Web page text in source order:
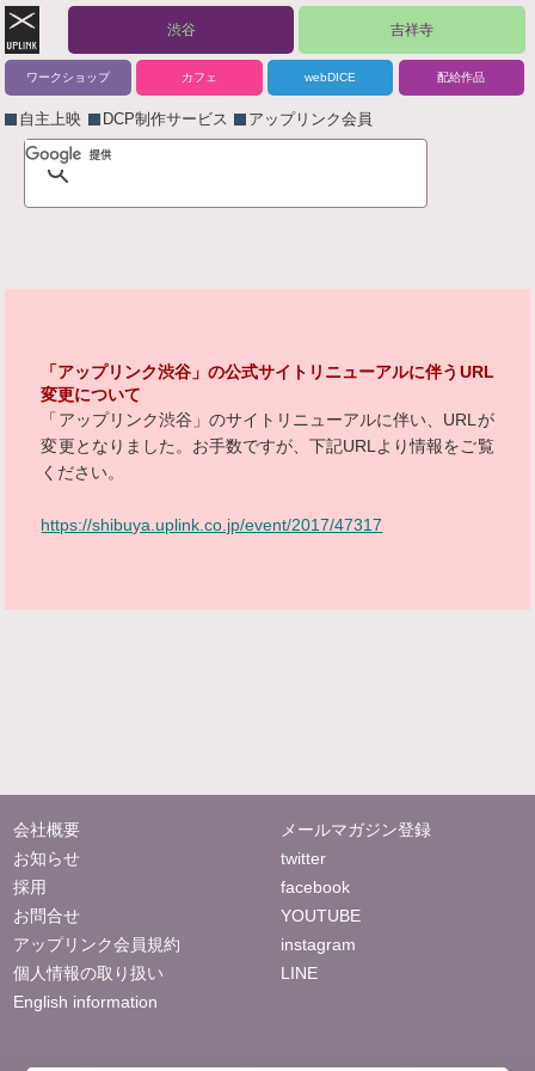
渋谷 吉祥寺
ワークショップ カフェ webDICE 配給作品
自主上映 DCP制作サービス アップリンク会員
「アップリンク渋谷」の公式サイトリニューアルに伴うURL
変更について
「アップリンク渋谷」のサイトリニューアルに伴い、URLが
変更となりました。お手数ですが、下記URLより情報をご覧
ください。
https://shibuya.uplink.co.jp/event/2017/47317
会社概要
お知らせ
採用
お問合せ
アップリンク会員規約
個人情報の取り扱い
English information
メールマガジン登録
twitter
facebook
YOUTUBE
instagram
LINE